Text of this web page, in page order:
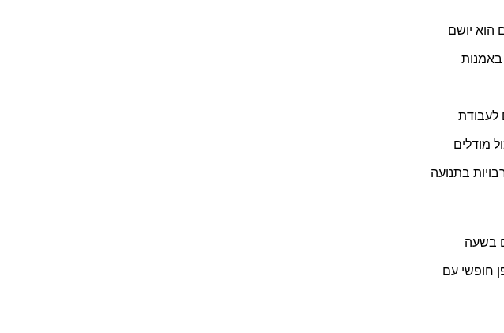
באופן נרחב יותר במסגרות שונות, חינוכיות, קהילתיות ורפואיות. לאחר כ 8 שנים של הפעלת סטודיו פתוח באמנות
המודל הותאם למודליטי של תנועה ומחול, את חומרי היצירה החליפו אביזרי התנועה והתאמנו את הדגשים לעבודת